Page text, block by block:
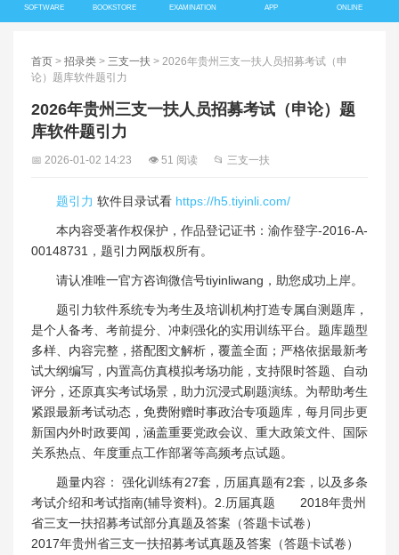
SOFTWARE BOOKSTORE EXAMINATION APP ONLINE
首页 > 招录类 > 三支一扶 > 2026年贵州三支一扶人员招募考试（申
论）题库软件题引力
2026年贵州三支一扶人员招募考试（申论）题
库软件题引力
📅 2026-01-02 14:23 👁 51 阅读 📂 三支一扶
题引力 软件目录试看 https://h5.tiyinli.com/
本内容受著作权保护，作品登记证书：渝作登字-2016-A-
00148731，题引力网版权所有。
请认准唯一官方咨询微信号tiyinliwang，助您成功上岸。
题引力软件系统专为考生及培训机构打造专属自测题库，
是个人备考、考前提分、冲刺强化的实用训练平台。题库题型
多样、内容完整，搭配图文解析，覆盖全面；严格依据最新考
试大纲编写，内置高仿真模拟考场功能，支持限时答题、自动
评分，还原真实考试场景，助力沉浸式刷题演练。为帮助考生
紧跟最新考试动态，免费附赠时事政治专项题库，每月同步更
新国内外时政要闻，涵盖重要党政会议、重大政策文件、国际
关系热点、年度重点工作部署等高频考点试题。
题量内容： 强化训练有27套，历届真题有2套，以及多条
考试介绍和考试指南(辅导资料)。2.历届真题 2018年贵州
省三支一扶招募考试部分真题及答案（答题卡试卷）
2017年贵州省三支一扶招募考试真题及答案（答题卡试卷）